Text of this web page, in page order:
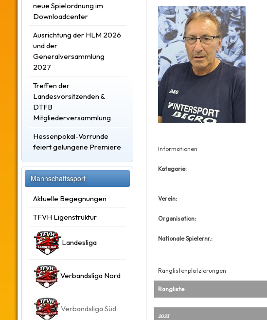
neue Spielordnung im
Downloadcenter
Ausrichtung der HLM 2026
und der
Generalversammlung
2027
Treffen der
Landesvorsitzenden &
DTFB
Mitgliederversammlung
Hessenpokal-Vorrunde
feiert gelungene Premiere
Mannschaftssport
Aktuelle Begegnungen
TFVH Ligenstruktur
Landesliga
Verbandsliga Nord
Verbandsliga Süd
Informationen
Kategorie:
Verein:
Organisation:
Nationale Spielernr.:
Ranglistenplatzierungen
Rangliste
2023